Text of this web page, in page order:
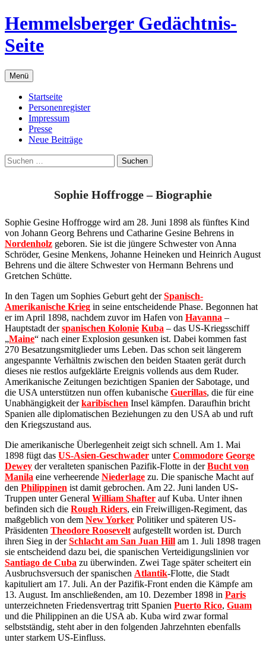
Zum
Inhalt
springen
Hemmelsberger Gedächtnis-
Seite
Menü
Startseite
Personenregister
Impressum
Presse
Neue Beiträge
Suchen
nach:
Sophie Hoffrogge – Biographie
Sophie Gesine Hoffrogge wird am 28. Juni 1898 als fünftes Kind
von Johann Georg Behrens und Catharine Gesine Behrens in
Nordenholz geboren. Sie ist die jüngere Schwester von Anna
Schröder, Gesine Menkens, Johanne Heineken und Heinrich August
Behrens und die ältere Schwester von Hermann Behrens und
Gretchen Schütte.
In den Tagen um Sophies Geburt geht derSpanisch-
Amerikanische Krieg in seine entscheidende Phase. Begonnen hat
er im April 1898, nachdem zuvor im Hafen von Havanna –
Hauptstadt derspanischen Kolonie Kuba – das US-Kriegsschiff
„Maine“ nach einer Explosion gesunken ist. Dabei kommen fast
270 Besatzungsmitglieder ums Leben. Das schon seit längerem
angespannte Verhältnis zwischen den beiden Staaten gerät durch
dieses nie restlos aufgeklärte Ereignis vollends aus dem Ruder.
Amerikanische Zeitungen bezichtigen Spanien der Sabotage, und
die USA unterstützen nun offen kubanische Guerillas, die für eine
Unabhängigkeit derkaribischen Insel kämpfen. Daraufhin bricht
Spanien alle diplomatischen Beziehungen zu den USA ab und ruft
den Kriegszustand aus.
Die amerikanische Überlegenheit zeigt sich schnell. Am 1. Mai
1898 fügt das US-Asien-Geschwader unterCommodore George
Dewey der veralteten spanischen Pazifik-Flotte in derBucht von
Manila eine verheerende Niederlage zu. Die spanische Macht auf
den Philippinen ist damit gebrochen. Am 22. Juni landen US-
Truppen unter General William Shafter auf Kuba. Unter ihnen
befinden sich die Rough Riders, ein Freiwilligen-Regiment, das
maßgeblich von dem New Yorker Politiker und späteren US-
Präsidenten Theodore Roosevelt aufgestellt worden ist. Durch
ihren Sieg in derSchlacht am San Juan Hill am 1. Juli 1898 tragen
sie entscheidend dazu bei, die spanischen Verteidigungslinien vor
Santiago de Cuba zu überwinden. Zwei Tage später scheitert ein
Ausbruchsversuch der spanischen Atlantik-Flotte, die Stadt
kapituliert am 17. Juli. An der Pazifik-Front enden die Kämpfe am
13. August. Im anschließenden, am 10. Dezember 1898 in Paris
unterzeichneten Friedensvertrag tritt Spanien Puerto Rico, Guam
und die Philippinen an die USA ab. Kuba wird zwar formal
selbstständig, steht aber in den folgenden Jahrzehnten ebenfalls
unter starkem US-Einfluss.